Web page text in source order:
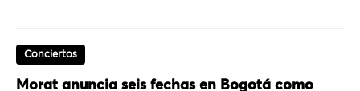
Conciertos
Morat anuncia seis fechas en Bogotá como